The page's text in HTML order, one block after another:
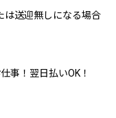
は送迎無しになる場合
事！翌日払いOK！